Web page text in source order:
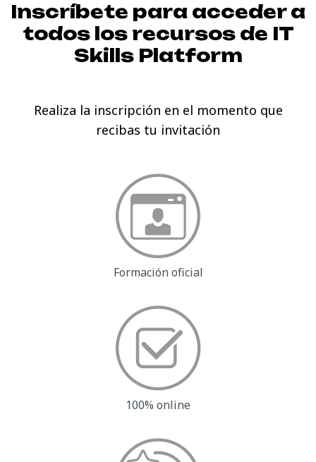
Inscríbete para acceder a
todos los recursos de IT
Skills Platform
Realiza la inscripción en el momento que
recibas tu invitación
Formación oficial
100% online